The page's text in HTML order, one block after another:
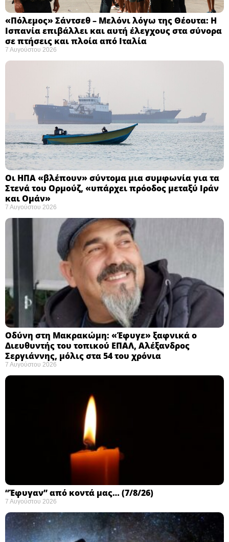
«Πόλεμος» Σάντσεθ – Μελόνι λόγω της Θέουτα: Η
Ισπανία επιβάλλει και αυτή έλεγχους στα σύνορα
σε πτήσεις και πλοία από Ιταλία
7 Αυγούστου 2026
Οι ΗΠΑ «βλέπουν» σύντομα μια συμφωνία για τα
Στενά του Ορμούζ, «υπάρχει πρόοδος μεταξύ Ιράν
και Ομάν»
7 Αυγούστου 2026
Οδύνη στη Μακρακώμη: «Έφυγε» ξαφνικά ο
Διευθυντής του τοπικού ΕΠΑΛ, Αλέξανδρος
Σεργιάννης, μόλις στα 54 του χρόνια
7 Αυγούστου 2026
“Έφυγαν” από κοντά μας… (7/8/26)
7 Αυγούστου 2026